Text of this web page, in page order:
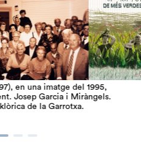
en una imatge del 1995,
Josep Garcia i Miràngels.
de la Garrotxa.